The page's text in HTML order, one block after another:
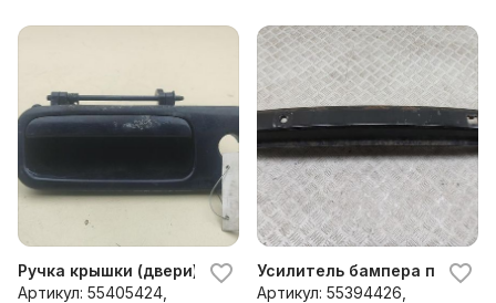
Ручка крышки (двери) багажника Volkswagen Sharan (
Артикул: 55405424,
Усилитель бампера
Артикул: 55394426,